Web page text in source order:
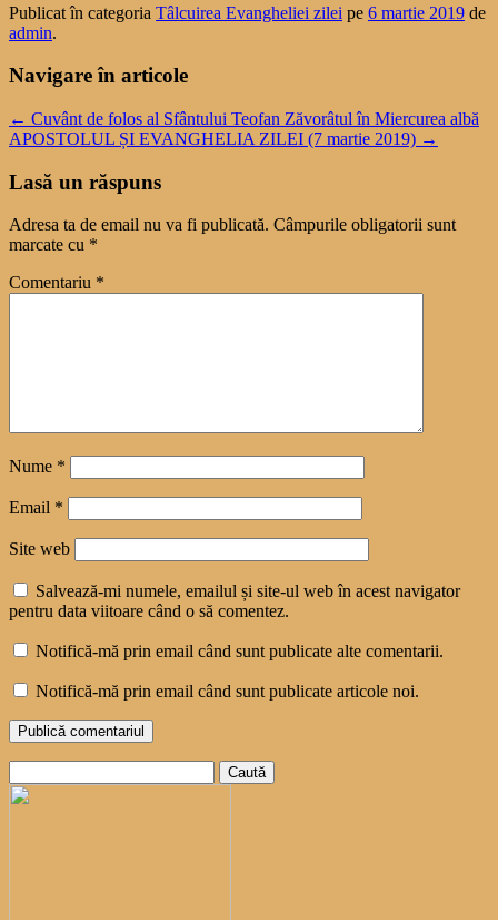
Publicat în categoria Tâlcuirea Evangheliei zilei pe 6 martie 2019 de
admin.
Navigare în articole
← Cuvânt de folos al Sfântului Teofan Zăvorâtul în Miercurea albă
APOSTOLUL ȘI EVANGHELIA ZILEI (7 martie 2019) →
Lasă un răspuns
Adresa ta de email nu va fi publicată. Câmpurile obligatorii sunt
marcate cu *
Comentariu *
Nume *
Email *
Site web
Salvează-mi numele, emailul și site-ul web în acest navigator
pentru data viitoare când o să comentez.
Notifică-mă prin email când sunt publicate alte comentarii.
Notifică-mă prin email când sunt publicate articole noi.
după: